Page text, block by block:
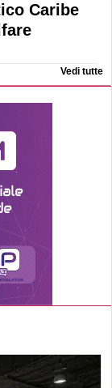
Caribe
Vedi tutte